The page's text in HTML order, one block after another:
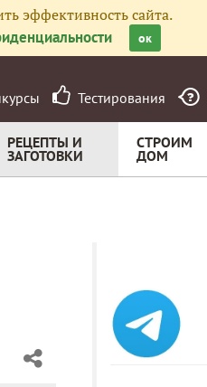
эффективность сайта.
ок
Тестирования
РЕЦЕПТЫ И
ЗАГОТОВКИ
СТРОИМ
ДОМ